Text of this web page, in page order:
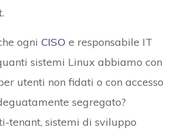
.
ogni CISO e responsabile IT
sistemi Linux abbiamo con
utenti non fidati o con accesso
segregato?
tenant, sistemi di sviluppo